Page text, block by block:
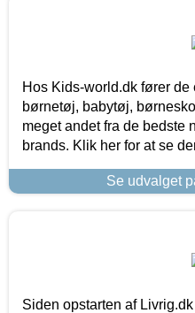
Hos Kids-world.dk fører
børnetøj, babytøj,
meget andet fra de bedste
brands. Klik her for at se
Se udvalget
Siden opstarten af